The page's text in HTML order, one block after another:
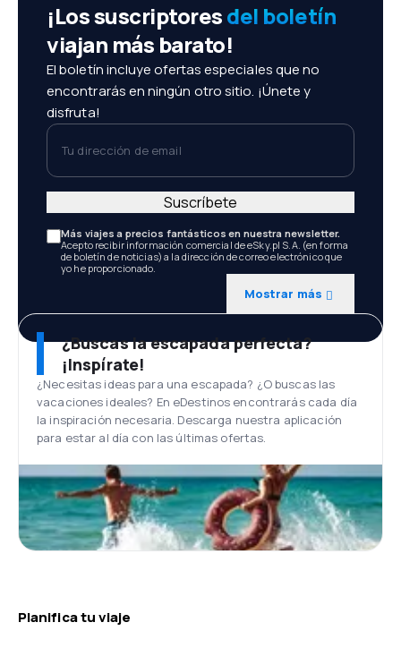
¡Los suscriptoresdel boletín
viajan más barato!
El boletín incluye ofertas especiales que no
encontrarás en ningún otro sitio. ¡Únete y
disfruta!
Tu dirección de email
Más viajes a precios fantásticos en nuestra newsletter.
Acepto recibir información comercial de eSky.pl S.A. (en forma
de boletín de noticias) a la dirección de correo electrónico que
yo he proporcionado.
Mostrar más
Suscríbete
¿Buscas la escapada perfecta?
¡Inspírate!
¿Necesitas ideas para una escapada? ¿O buscas las
vacaciones ideales? En eDestinos encontrarás cada día
la inspiración necesaria. Descarga nuestra aplicación
para estar al día con las últimas ofertas.
Planifica tu viaje